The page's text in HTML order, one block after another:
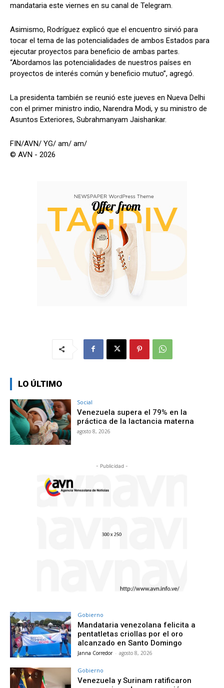
mandataria este viernes en su canal de Telegram.
Asimismo, Rodríguez explicó que el encuentro sirvió para
tocar el tema de las potencialidades de ambos Estados para
ejecutar proyectos para beneficio de ambas partes.
“Abordamos las potencialidades de nuestros países en
proyectos de interés común y beneficio mutuo”, agregó.
La presidenta también se reunió este jueves en Nueva Delhi
con el primer ministro indio, Narendra Modi, y su ministro de
Asuntos Exteriores, Subrahmanyam Jaishankar.
FIN/AVN/ YG/ am/ am/
© AVN - 2026
LO ÚLTIMO
Social
Venezuela supera el 79% en la
práctica de la lactancia materna
agosto 8, 2026
- Publicidad -
Gobierno
Mandataria venezolana felicita a
pentatletas criollas por el oro
alcanzado en Santo Domingo
Janna Corredor - agosto 8, 2026
Gobierno
Venezuela y Surinam ratificaron